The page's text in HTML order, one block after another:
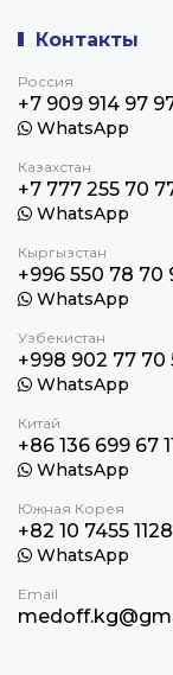
Контакты
Россия
+7 909 914 97
WhatsApp
Казахстан
+7 777 255 70
WhatsApp
Кыргызстан
+996 550 78 70
WhatsApp
Узбекистан
+998 902 77 70
WhatsApp
Китай
+86 136 699 67
WhatsApp
Южная Корея
+82 10 7455 1128
WhatsApp
Email